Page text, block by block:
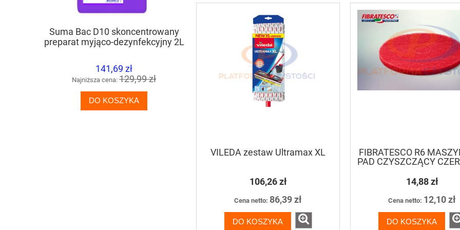
Suma Bac D10 skoncentrowany
preparat myjąco-dezynfekcyjny 2L
141,69 zł
Najniższa cena: 129,99 zł
DO KOSZYKA
TASKI Jontec Jonclean 800 5L
silny, alkaliczny preparat do
okresowego doczyszczania
80,50 zł
Najniższa cena:87,75 zł
DO KOSZYKA
Optimax Rinse 5L preparat do
płukania naczyń
87,20 zł
80,00 zł
VILEDA zestaw Ultramax XL
106,26 zł
Cena netto: 86,39 zł
DO KOSZYKA
FIBRATESCO R6
PAD CZYSZCZĄCY
14,88 zł
Cena netto: 12,10 zł
DO KOSZYKA